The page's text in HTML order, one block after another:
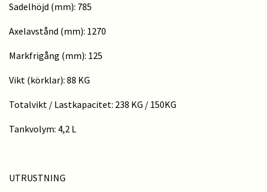
Sadelhöjd (mm): 785
Axelavstånd (mm): 1270
Markfrigång (mm): 125
Vikt (körklar): 88 KG
Totalvikt / Lastkapacitet: 238 KG / 150KG
Tankvolym: 4,2 L
UTRUSTNING